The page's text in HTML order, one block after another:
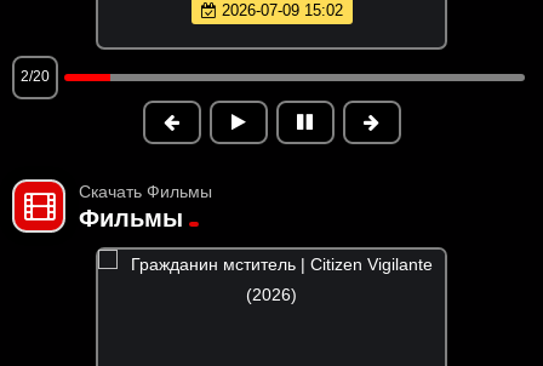
2026-07-09 15:02
2/20
Скачать Фильмы
Фильмы